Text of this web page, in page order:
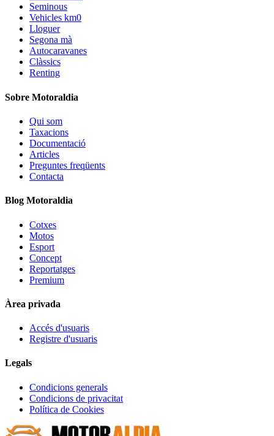
Seminous
Vehicles km0
Lloguer
Segona mà
Autocaravanes
Clàssics
Renting
Sobre Motoraldia
Qui som
Taxacions
Documentació
Articles
Preguntes freqüents
Contacta
Blog Motoraldia
Cotxes
Motos
Esport
Concept
Reportatges
Premium
Àrea privada
Accés d'usuaris
Registre d'usuaris
Legals
Condicions generals
Condicions de privacitat
Política de Cookies